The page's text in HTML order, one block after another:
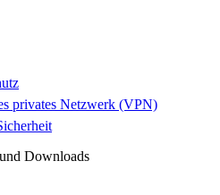
privates Netzwerk (VPN)
Downloads